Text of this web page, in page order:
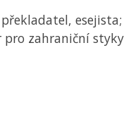
esejista;
pro zahraniční styky